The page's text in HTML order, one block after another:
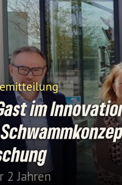
im
2 Jahren